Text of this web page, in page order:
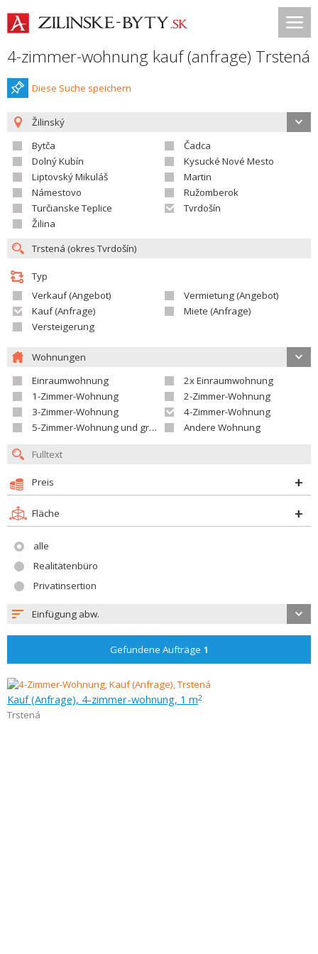
4-zimmer-wohnung kauf (anfrage) Trstená
Diese Suche speichern
Žilinský
Bytča
Čadca
Dolný Kubín
Kysucké Nové Mesto
Liptovský Mikuláš
Martin
Námestovo
Ružomberok
Turčianske Teplice
Tvrdošín
Žilina
Typ
Verkauf (Angebot)
Vermietung (Angebot)
Kauf (Anfrage)
Miete (Anfrage)
Versteigerung
Wohnungen
Einraumwohnung
2x Einraumwohnung
1-Zimmer-Wohnung
2-Zimmer-Wohnung
3-Zimmer-Wohnung
4-Zimmer-Wohnung
5-Zimmer-Wohnung und größer
Andere Wohnung
Preis
Fläche
alle
Realitätenbüro
Privatinsertion
Einfügung abw.
Gefundene Aufträge 1
Kauf (Anfrage), 4-zimmer-wohnung, 1 m2
Trstená